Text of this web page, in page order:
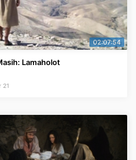
02:07:54
Lamaholot
21